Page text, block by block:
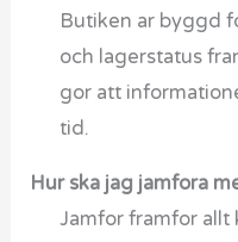
Butiken ar byggd
och lagerstatus
gor att
tid.
Hur ska jag jamfora
Jamfor framfor allt